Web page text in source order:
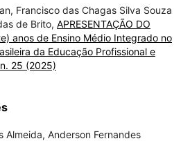
Francisco das Chagas Silva Souza
de Brito, APRESENTAÇÃO DO
anos de Ensino Médio Integrado no
da Educação Profissional e
25 (2025)
Almeida, Anderson Fernandes